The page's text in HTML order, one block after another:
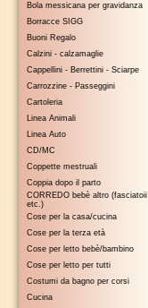
Bola messicana per gravidanza
Borracce SIGG
Buoni Regalo
Calzini - calzamaglie
Cappellini - Berrettini - Sciarpe
Carrozzine - Passeggini
Cartoleria
Linea Animali
Linea Auto
CD/MC
Coppette mestruali
Coppia dopo il parto
CORREDO bebè altro (fasciatoii
etc.)
Cose per la casa/cucina
Cose per la terza età
Cose per letto bebè/bambino
Cose per letto per tutti
Costumi da bagno per corsi
Cucina